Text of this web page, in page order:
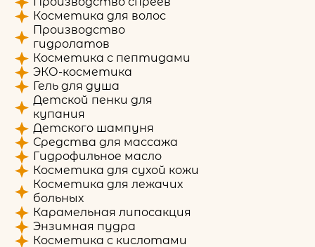
Косметика для волос
Производство
гидролатов
Косметика с пептидами
ЭКО-косметика
Гель для душа
Детской пенки для
купания
Детского шампуня
Средства для массажа
Гидрофильное масло
Косметика для сухой кожи
Косметика для лежачих
больных
Карамельная липосакция
Энзимная пудра
Косметика с кислотами